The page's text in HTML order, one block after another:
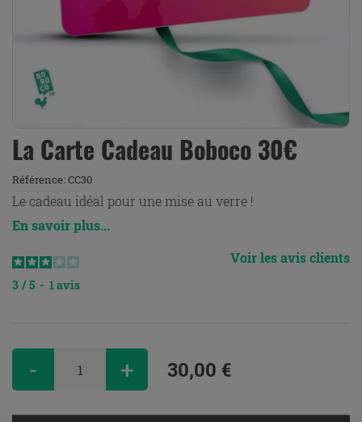
La Carte Cadeau Boboco 30€
Référence: CC30
Le cadeau idéal pour une mise au verre !
En savoir plus...
3 / 5 - 1avis
Voir les avis clients
- + 30,00 €